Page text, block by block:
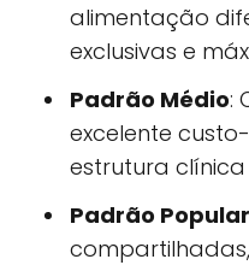
alimentação
exclusivas e
Padrão Médio:
excelente
estrutura clínica
Padrão Popular